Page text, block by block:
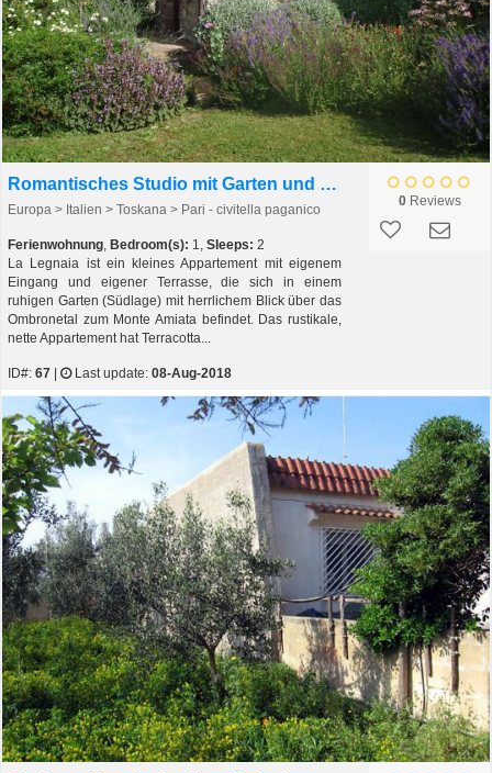
Romantisches Studio mit Garten und Traumblick über
Europa > Italien > Toskana > Pari - civitella paganico
Ferienwohnung, Bedroom(s): 1, Sleeps: 2
La Legnaia ist ein kleines Appartement mit eigenem
Eingang und eigener Terrasse, die sich in einem
ruhigen Garten (Südlage) mit herrlichem Blick über das
Ombronetal zum Monte Amiata befindet. Das rustikale,
nette Appartement hat Terracotta...
ID#: 67 Last update: 08-Aug-2018
0Reviews